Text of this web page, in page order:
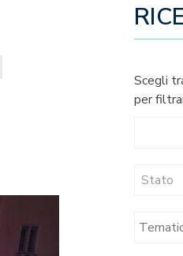
Scegli
per
Stato